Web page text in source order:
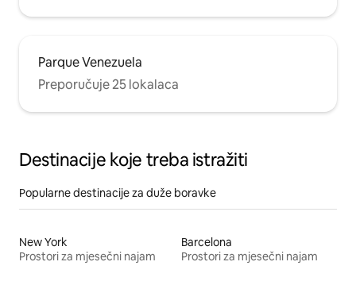
Parque Venezuela
Preporučuje 25 lokalaca
Destinacije koje treba istražiti
Popularne destinacije za duže boravke
New York
Prostori za mjesečni najam
Barcelona
Prostori za mjesečni najam